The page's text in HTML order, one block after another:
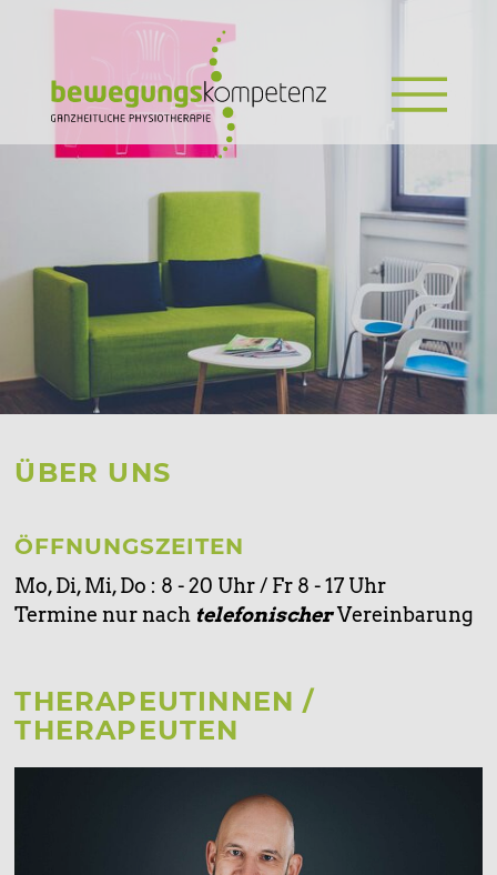
ÜBER UNS
ÖFFNUNGSZEITEN
Mo, Di, Mi, Do : 8 - 20 Uhr / Fr 8 - 17 Uhr
Termine nur nach telefonischerVereinbarung
THERAPEUTINNEN /
THERAPEUTEN